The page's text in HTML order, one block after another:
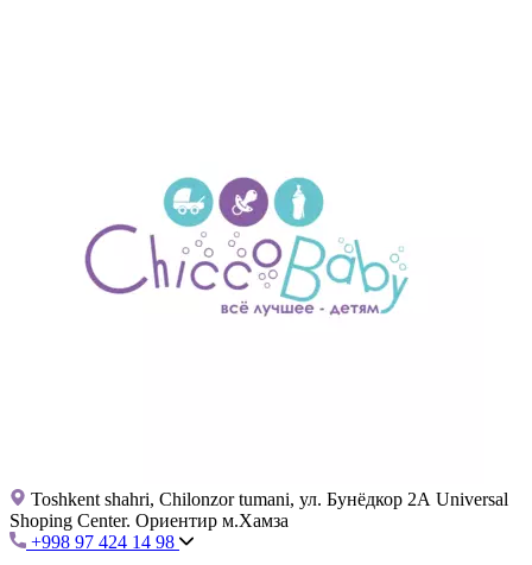
Toshkent shahri, Chilonzor tumani, ул. Бунёдкор 2А Universal
Shoping Center. Ориентир м.Хамза
+998 97 424 14 98